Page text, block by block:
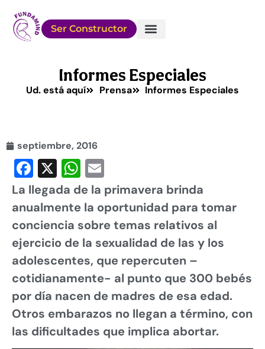
Ser Constructor
Informes Especiales
Ud. está aquí Prensa Informes Especiales
septiembre, 2016
Facebook
X WhatsApp
La llegada de la primavera brinda
anualmente la oportunidad para tomar
conciencia sobre temas relativos al
ejercicio de la sexualidad de las y los
adolescentes, que repercuten –
cotidianamente- al punto que 300 bebés
por día nacen de madres de esa edad.
Otros embarazos no llegan a término, con
las dificultades que implica abortar.